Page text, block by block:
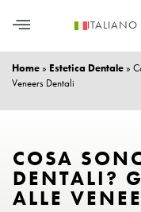
ITALIANO
Home » Estetica Dentale »
Veneers Dentali
COSA
DENTALI?
ALLE